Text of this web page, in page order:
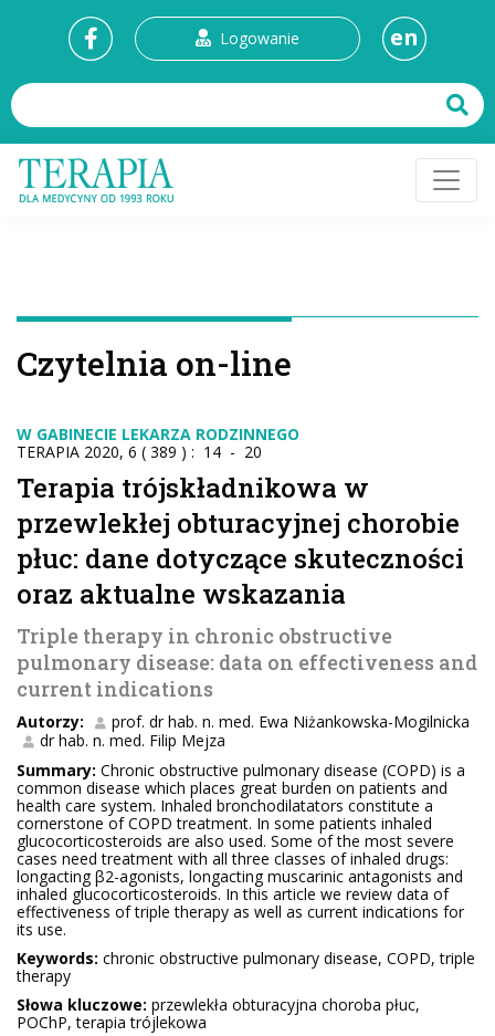
Logowanie en
Czytelnia on-line
W GABINECIE LEKARZA RODZINNEGO
TERAPIA 2020, 6 ( 389 ) : 14 - 20
Terapia trójskładnikowa w
przewlekłej obturacyjnej chorobie
płuc: dane dotyczące skuteczności
oraz aktualne wskazania
Triple therapy in chronic obstructive
pulmonary disease: data on effectiveness and
current indications
Autorzy:
prof. dr hab. n. med. Ewa Niżankowska-Mogilnicka
dr hab. n. med. Filip Mejza
Summary: Chronic obstructive pulmonary disease (COPD) is a
common disease which places great burden on patients and
health care system. Inhaled bronchodilatators constitute a
cornerstone of COPD treatment. In some patients inhaled
glucocorticosteroids are also used. Some of the most severe
cases need treatment with all three classes of inhaled drugs:
longacting β2-agonists, longacting muscarinic antagonists and
inhaled glucocorticosteroids. In this article we review data of
effectiveness of triple therapy as well as current indications for
its use.
Keywords: chronic obstructive pulmonary disease, COPD, triple
therapy
Słowa kluczowe: przewlekła obturacyjna choroba płuc,
POChP, terapia trójlekowa